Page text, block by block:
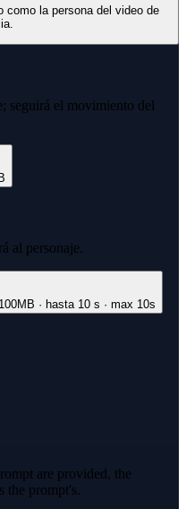
como la persona del video de
seguirá el movimiento del
al personaje.
· hasta 10 s · max 10s
are provided, the
the prompt's.